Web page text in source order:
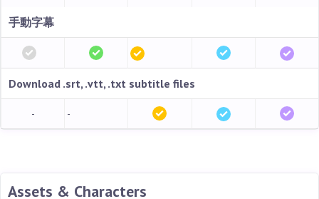
手動字幕
Download .srt, .vtt, .txt subtitle files
- -
Assets & Characters